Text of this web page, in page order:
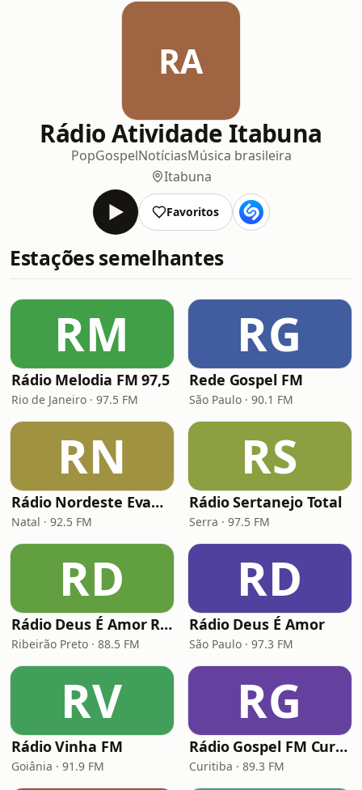
RA
Rádio Atividade Itabuna
PopGospelNotíciasMúsica brasileira
Itabuna
Favoritos
Estações semelhantes
RM
Rádio Melodia FM 97,5
Rio de Janeiro · 97.5 FM
RG
Rede Gospel FM
São Paulo · 90.1 FM
RN
Rádio Nordeste Evangélica
Natal · 92.5 FM
RS
Rádio Sertanejo Total
Serra · 97.5 FM
RD
Rádio Deus É Amor Ribeirão Preto
Ribeirão Preto · 88.5 FM
RD
Rádio Deus É Amor
São Paulo · 97.3 FM
RV
Rádio Vinha FM
Goiânia · 91.9 FM
RG
Rádio Gospel FM Curitiba
Curitiba · 89.3 FM